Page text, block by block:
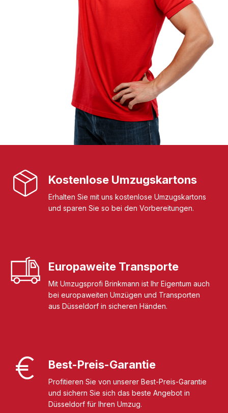
Kostenlose Umzugskartons
Erhalten Sie mit uns kostenlose Umzugskartons
und sparen Sie so bei den Vorbereitungen.
Europaweite Transporte
Mit Umzugsprofi Brinkmann ist Ihr Eigentum auch
bei europaweiten Umzügen und Transporten
aus Düsseldorf in sicheren Händen.
Best-Preis-Garantie
Profitieren Sie von unserer Best-Preis-Garantie
und sichern Sie sich das beste Angebot in
Düsseldorf für Ihren Umzug.